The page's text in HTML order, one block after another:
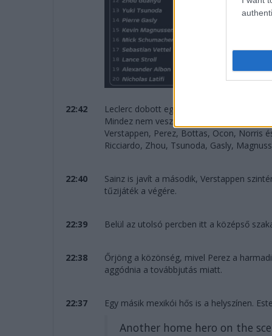
22:42
Leclerc dobott egy lila középső szektort,
Mindez nem veszélyeztette a
Verstappen, Perez, Bottas, Ocon, Norris
Ricciardo, Zhou, Tsunoda, Gasly,
22:40
Sainz is javít a második, Verstappen
tűzijáték a végére.
22:39 Belül az utolsó percben itt a középső
22:38
Őrjöng a közönség, mivel Perez a
aggódnia a továbbjutás miatt.
22:37 Egy másik mexikói hős is a helyszínen.
Another home hero on the